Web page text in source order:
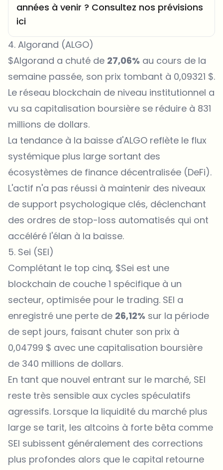
années à venir ? Consultez nos prévisions
ici
4. Algorand (ALGO)
$Algorand a chuté de 27,06% au cours de la
semaine passée, son prix tombant à 0,09321 $.
Le réseau blockchain de niveau institutionnel a
vu sa capitalisation boursière se réduire à 831
millions de dollars.
La tendance à la baisse d'ALGO reflète le flux
systémique plus large sortant des
écosystèmes de finance décentralisée (DeFi).
L'actif n'a pas réussi à maintenir des niveaux
de support psychologique clés, déclenchant
des ordres de stop-loss automatisés qui ont
accéléré l'élan à la baisse.
5. Sei (SEI)
Complétant le top cinq, $Sei est une
blockchain de couche 1 spécifique à un
secteur, optimisée pour le trading. SEI a
enregistré une perte de 26,12% sur la période
de sept jours, faisant chuter son prix à
0,04799 $ avec une capitalisation boursière
de 340 millions de dollars.
En tant que nouvel entrant sur le marché, SEI
reste très sensible aux cycles spéculatifs
agressifs. Lorsque la liquidité du marché plus
large se tarit, les altcoins à forte bêta comme
SEI subissent généralement des corrections
plus profondes alors que le capital retourne